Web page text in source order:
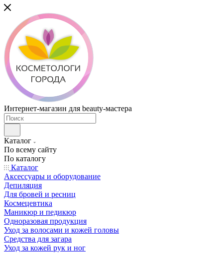
Интернет-магазин для beauty-мастера
Каталог
По всему сайту
По каталогу
Каталог
Аксессуары и оборудование
Депиляция
Для бровей и ресниц
Космецевтика
Маникюр и педикюр
Одноразовая продукция
Уход за волосами и кожей головы
Средства для загара
Уход за кожей рук и ног